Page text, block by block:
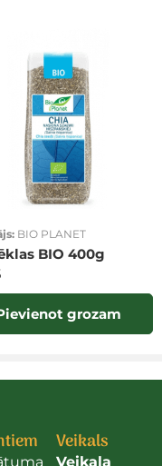
BIO PLANET
BIO 400g
grozam
Veikals
Veikala